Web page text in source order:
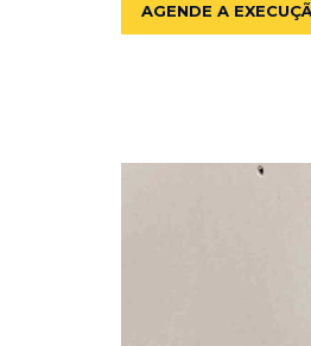
AGENDE A